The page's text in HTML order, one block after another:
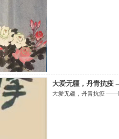
大爱无疆，丹青抗疫
大爱无疆，丹青抗疫 ——